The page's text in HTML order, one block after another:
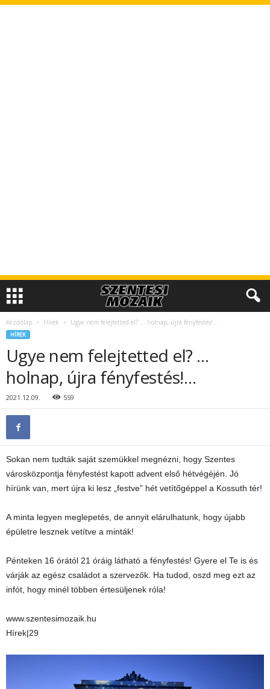
Kezdőlap Hírek Ugye nem felejtetted el? … holnap, újra fényfestés!…
HÍREK
Ugye nem felejtetted el? …
holnap, újra fényfestés!…
2021.12.09. 559
Sokan nem tudták saját szemükkel megnézni, hogy Szentes
városközpontja fényfestést kapott advent első hétvégéjén. Jó
hírünk van, mert újra ki lesz „festve” hét vetítőgéppel a Kossuth tér!
A minta legyen meglepetés, de annyit elárulhatunk, hogy újabb
épületre lesznek vetítve a minták!
Pénteken 16 órától 21 óráig látható a fényfestés! Gyere el Te is és
várják az egész családot a szervezők. Ha tudod, oszd meg ezt az
infót, hogy minél többen értesüljenek róla!
www.szentesimozaik.hu
Hírek|29